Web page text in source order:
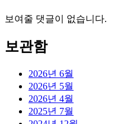
보여줄 댓글이 없습니다.
보관함
2026년 6월
2026년 5월
2026년 4월
2025년 7월